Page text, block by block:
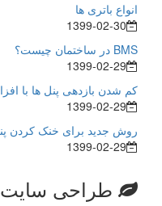
انواع باتری ها
1399-02-30
BMS در ساختمان چیست؟
1399-02-29
کم شدن بازدهی پنل ها با
1399-02-29
روش جدید برای خنک کردن
1399-02-29
طراحی